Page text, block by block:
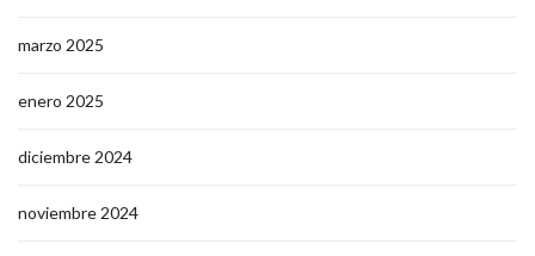
marzo 2025
enero 2025
diciembre 2024
noviembre 2024